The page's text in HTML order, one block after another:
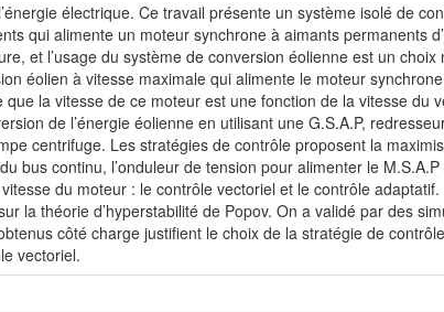
électrique. Ce travail présente un système isolé de
qui alimente un moteur synchrone à aimants permanents
et l’usage du système de conversion éolienne est un choix
éolien à vitesse maximale qui alimente le moteur
la vitesse de ce moteur est une fonction de la vitesse du
de l’énergie éolienne en utilisant une G.S.A.P,
centrifuge. Les stratégies de contrôle proposent la
bus continu, l’onduleur de tension pour alimenter le
du moteur : le contrôle vectoriel et le contrôle
la théorie d’hyperstabilité de Popov. On a validé par des
côté charge justifient le choix de la stratégie de
vectoriel.